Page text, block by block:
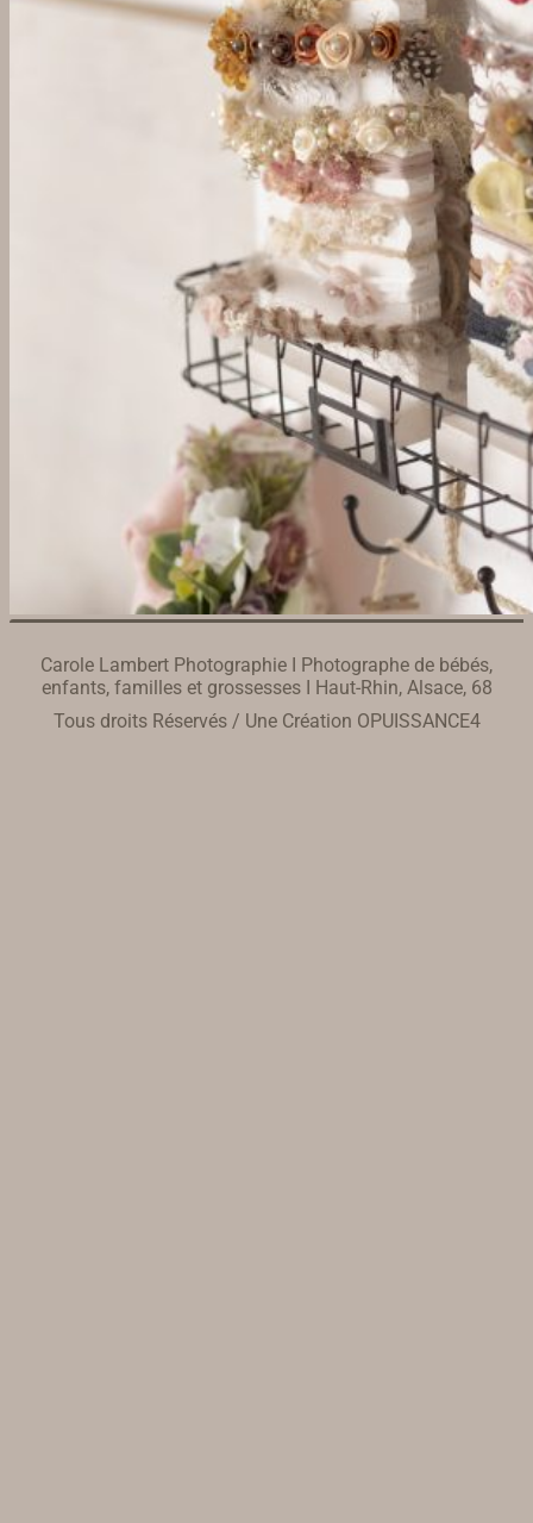
Carole Lambert Photographie I Photographe de bébés,
enfants, familles et grossesses I Haut-Rhin, Alsace, 68
Tous droits Réservés / Une Création OPUISSANCE4